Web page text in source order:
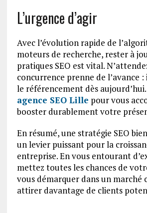
L’urgence d’agir
Avec l’évolution rapide de
moteurs de recherche, rester à
pratiques SEO est vital.
concurrence prenne de l’avance :
le référencement dès
agence SEO Lille pour vous
booster durablement votre
En résumé, une stratégie SEO
un levier puissant pour la
entreprise. En vous entourant
mettez toutes les chances de
vous démarquer dans un
attirer davantage de clients